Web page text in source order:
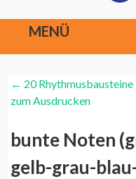
MENÜ
zum
Inhalt
Post
Navigation
← 20 Rhythmusbausteine
zum Ausdrucken
bunte Noten
gelb-grau-